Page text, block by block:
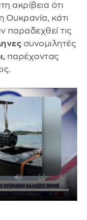
ακρίβεια ότι
Ουκρανία, κάτι
παραδεχθεί τις
συνομιλητές
παρέχοντας